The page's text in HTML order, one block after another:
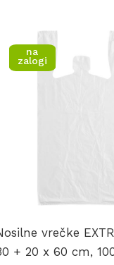
na
zalogi
vrečke
+ 20 x 60 cm,